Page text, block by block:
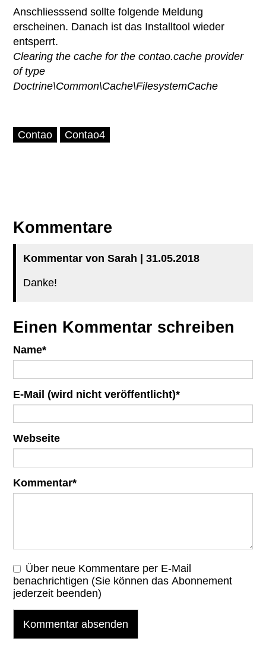
Anschliesssend sollte folgende Meldung
erscheinen. Danach ist das Installtool wieder
entsperrt.
Clearing the cache for the contao.cache provider
of type
Doctrine\Common\Cache\FilesystemCache
Contao Contao4
Kommentare
Kommentar von Sarah |31.05.2018
Danke!
Einen Kommentar schreiben
Pflichtfeld
Name*
Pflichtfeld
E-Mail (wird nicht veröffentlicht)*
Webseite
Pflichtfeld
Kommentar*
Über neue Kommentare per E-Mail
benachrichtigen (Sie können das Abonnement
jederzeit beenden)
Kommentar absenden